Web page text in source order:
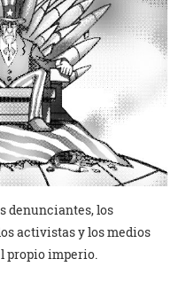
denunciantes, los
activistas y los medios
propio imperio.